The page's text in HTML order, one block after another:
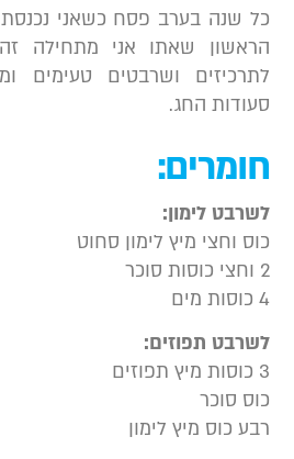
שנה בערב פסח כשאני נכנסת
שאתו אני מתחילה זה
ושרבטים טעימים
החג.
לימון:
וחצי מיץ לימון סחוט
תפוזים:
סוכר
כוס מיץ לימון